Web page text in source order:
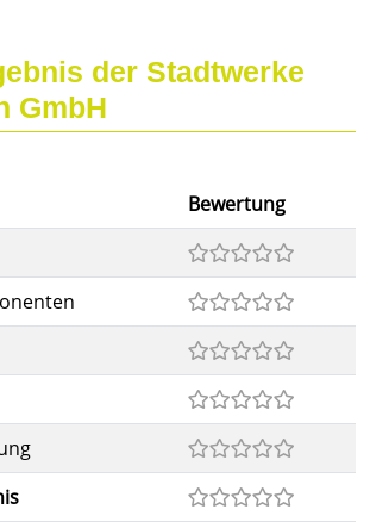
der Stadtwerke
GmbH
Bewertung